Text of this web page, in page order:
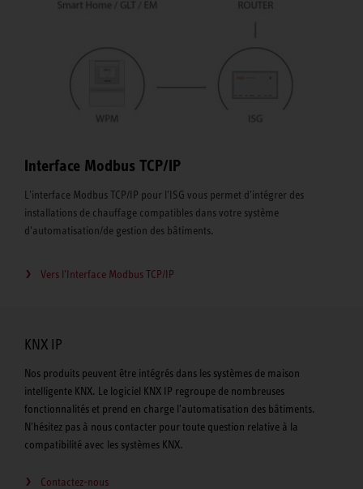
Interface Modbus TCP/IP
L'interface Modbus TCP/IP pour l'ISG vous permet d'intégrer des
installations de chauffage compatibles dans votre système
d'automatisation/de gestion des bâtiments.
Vers l'Interface Modbus TCP/IP
KNX IP
Nos produits peuvent être intégrés dans les systèmes de maison
intelligente KNX. Le logiciel KNX IP regroupe de nombreuses
fonctionnalités et prend en charge l'automatisation des bâtiments.
N'hésitez pas à nous contacter pour toute question relative à la
compatibilité avec les systèmes KNX.
Contactez-nous